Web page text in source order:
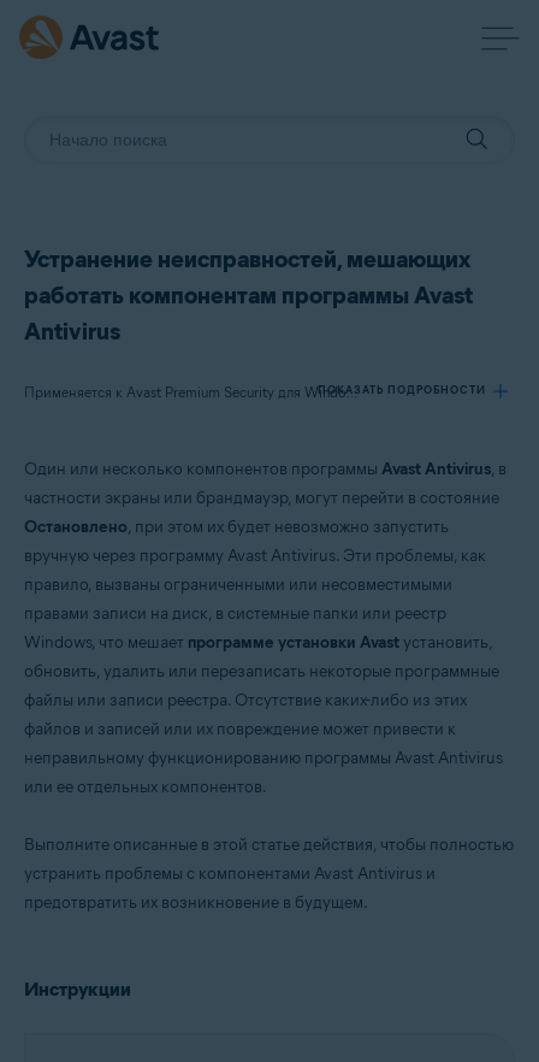
Устранение неисправностей, мешающих
работать компонентам программы Avast
Antivirus
Применяется к Avast Premium Security для Windows, Avast Free Antivirus для Windows
ПОКАЗАТЬ ПОДРОБНОСТИ
Avast Free Antivirus 22.x для Windows
Операционные системы:
Microsoft Windows 11 Home / Pro / Enterprise / Education
Microsoft Windows 10 Home / Pro / Enterprise / Education — 32- или 64-
разрядная версия
Microsoft Windows 8 / Pro / Enterprise — 32- или 64-разрядная версия
Microsoft Windows 7 Home Basic / Home Premium / Professional /
Enterprise / Ultimate — SP 1 с обновлением Convenient Rollup, 32- или
Один или несколько компонентов программы Avast Antivirus, в
частности экраны или брандмауэр, могут перейти в состояние
Остановлено, при этом их будет невозможно запустить
вручную через программу Avast Antivirus. Эти проблемы, как
правило, вызваны ограниченными или несовместимыми
правами записи на диск, в системные папки или реестр
Windows, что мешает программе установки Avastустановить,
обновить, удалить или перезаписать некоторые программные
файлы или записи реестра. Отсутствие каких-либо из этих
файлов и записей или их повреждение может привести к
неправильному функционированию программы Avast Antivirus
или ее отдельных компонентов.
Выполните описанные в этой статье действия, чтобы полностью
устранить проблемы с компонентами Avast Antivirus и
предотвратить их возникновение в будущем.
Инструкции